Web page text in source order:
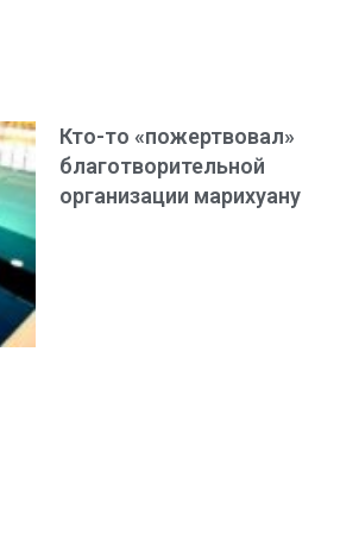
Кто-то «пожертвовал»
благотворительной
организации марихуану